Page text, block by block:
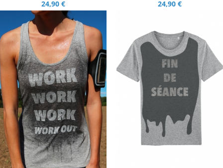
24,90 € 24,90 €